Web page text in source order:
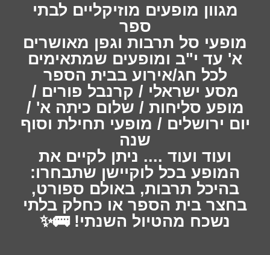
מגוון מופעים מוזיקליים לבתי
ספר
מופעי סל תרבות וגפן מאושרים
א' עד י"ב ומופעים שמתאימים
לכל חג/אירוע בבית הספר
מסע ישראלי / קרנבל פורים /
מופע סליחות / שלום כיתה א' /
יום ירושלים / מופעי תחילת וסוף
שנה
ועוד ועוד .... ניתן לקיים את
המופע בכל לוקיישן שתבחרו:
בהיכל תרבות, באולם ספורט,
בחצר בית הספר או כחלק בלתי
נשכח מהטיול השנתי! 🚌✨